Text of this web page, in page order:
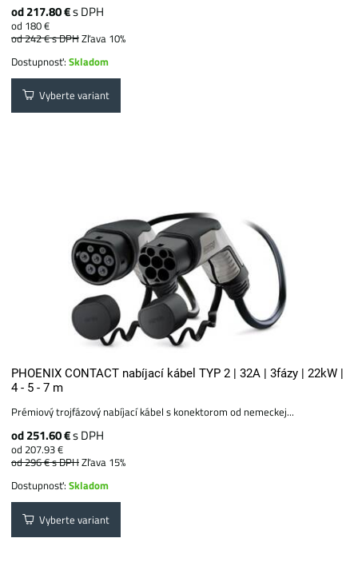
od 217.80 €s DPH
od 180 €
od 242 €s DPHZľava 10%
Dostupnosť:Skladom
Vyberte variant
PHOENIX CONTACT nabíjací kábel TYP 2 | 32A | 3fázy | 22kW |
4 - 5 - 7 m
Prémiový trojfázový nabíjací kábel s konektorom od nemeckej...
od 251.60 €s DPH
od 207.93 €
od 296 €s DPHZľava 15%
Dostupnosť:Skladom
Vyberte variant